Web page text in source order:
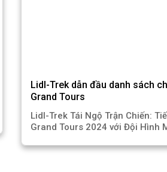
Lidl-Trek dẫn đầu danh sách
Grand Tours
Lidl-Trek Tái Ngộ Trận Chiến:
Grand Tours 2024 với Đội Hình